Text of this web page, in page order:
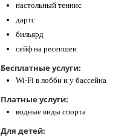
настольный теннис
дартс
бильярд
сейф на ресепшен
Бесплатные услуги:
Wi-Fi в лобби и у бассейна
Платные услуги:
водные виды спорта
Для детей: